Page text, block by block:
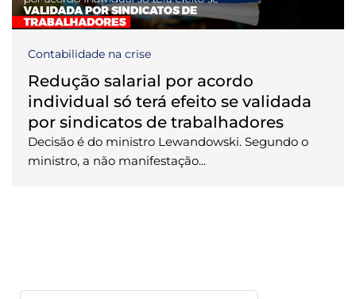
Contabilidade na crise
Redução salarial por acordo
individual só terá efeito se validada
por sindicatos de trabalhadores
Decisão é do ministro Lewandowski. Segundo o
ministro, a não manifestação...